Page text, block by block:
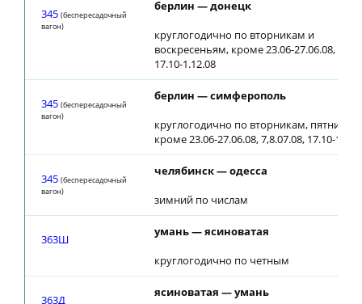
345 (беспересадочный
вагон)
берлин — донецк
круглогодично по вторникам и
воскресеньям, кроме 23.06-27.06.08,
17.10-1.12.08
345 (беспересадочный
вагон)
берлин — симферополь
круглогодично по вторникам, пятницам,
кроме 23.06-27.06.08, 7,8.07.08, 17.10-
345 (беспересадочный
вагон)
челябинск — одесса
зимний по числам
363Ш
умань — ясиноватая
круглогодично по четным
363Д
ясиноватая — умань